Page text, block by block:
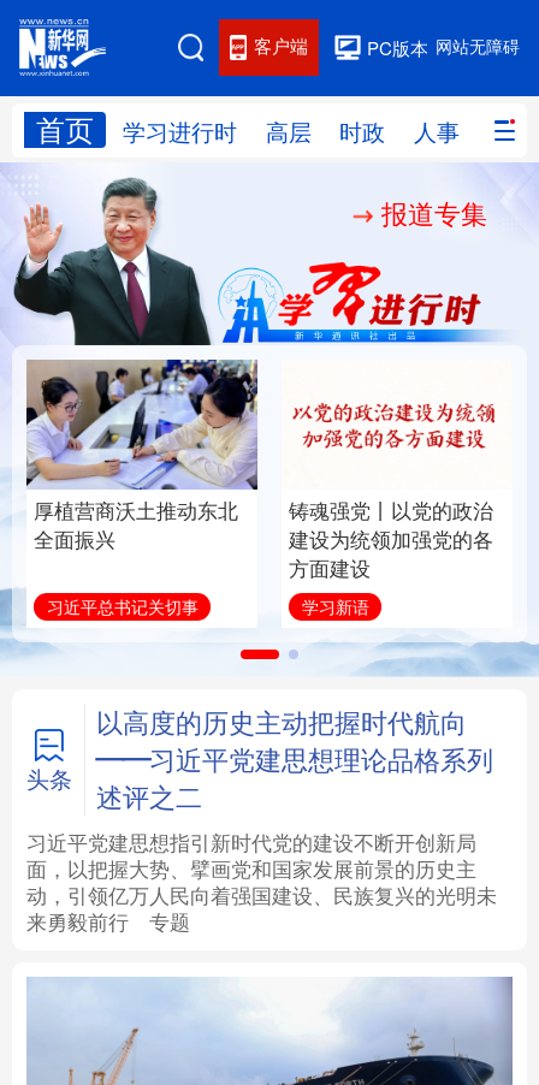
网站无障碍
PC版本
客户端
首页 学习进行时 高层 时政 人事 国际
网站地图
学习进行时 人事
国际 财经 网评
思客智库 全球连线 教育
科技 科创 量子 体育
文化 书画
访谈 视频 图片 政务
信息化 数字经济
学术中国 乡村振兴 银龄 溯源中国
城市 旅游 能源 会展
彩票 娱乐 时尚 悦读
公益 一带一路 亚太网 上市公司
地方频道
报道专集
厚植营商沃土推动东北
全面振兴
习近平总书记关切事
铸魂强党丨以党的政治
建设为统领加强党的各
方面建设
学习新语
头条
以高度的历史主动把握时代航向
——习近平党建思想理论品格系列
述评之二
习近平党建思想指引新时代党的建设不断开创新局
面，以把握大势、擘画党和国家发展前景的历史主
动，引领亿万人民向着强国建设、民族复兴的光明未
来勇毅前行
专题